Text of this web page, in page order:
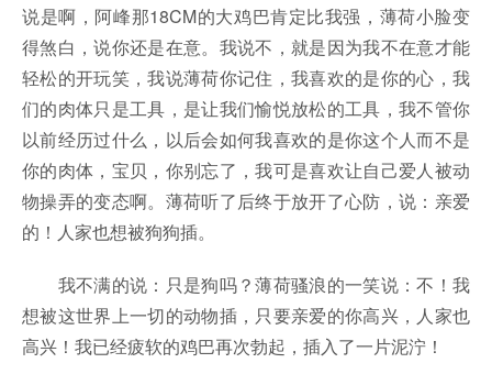
说是啊，阿峰那18CM的大鸡巴肯定比我强，薄荷小脸变
得煞白，说你还是在意。我说不，就是因为我不在意才能
轻松的开玩笑，我说薄荷你记住，我喜欢的是你的心，我
们的肉体只是工具，是让我们愉悦放松的工具，我不管你
以前经历过什么，以后会如何我喜欢的是你这个人而不是
你的肉体，宝贝，你别忘了，我可是喜欢让自己爱人被动
物操弄的变态啊。薄荷听了后终于放开了心防，说：亲爱
的！人家也想被狗狗插。
我不满的说：只是狗吗？薄荷骚浪的一笑说：不！我
想被这世界上一切的动物插，只要亲爱的你高兴，人家也
高兴！我已经疲软的鸡巴再次勃起，插入了一片泥泞！